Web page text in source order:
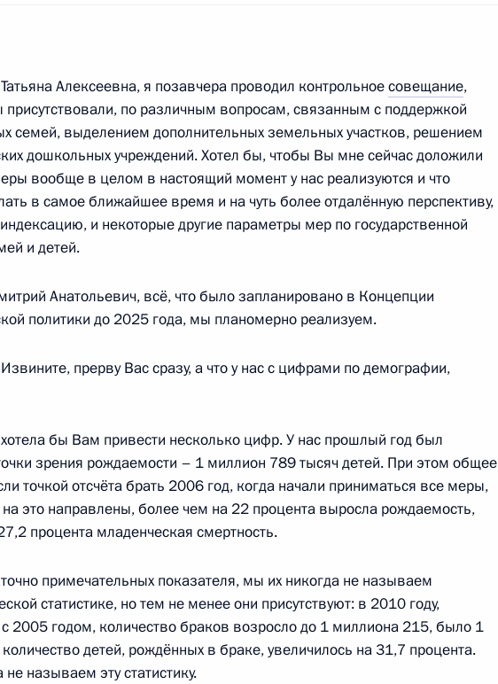
года, понедельник
с вице-премьером, полномочным
Президента в СКФО Александром Хлопониным
Московская область, Горки
1
15:00 Московская область, Горки
года, пятница
Московская область, Горки
14:00 Московская область, Горки
года, четверг
Татьяна Алексеевна, я позавчера проводил контрольноесовещание,
по различным вопросам, связанным с поддержкой
семей, выделением дополнительных земельных участков, решением
дошкольных учреждений. Хотел бы, чтобы Вы мне сейчас доложили
вообще в целом в настоящий момент у нас реализуются и что
в самое ближайшее время и на чуть более отдалённую перспективу,
и некоторые другие параметры мер по государственной
и детей.
Анатольевич, всё, что было запланировано в Концепции
политики до 2025 года, мы планомерно реализуем.
Извините, прерву Вас сразу, а что у нас с цифрами по демографии,
бы Вам привести несколько цифр. У нас прошлый год был
зрения рождаемости – 1 миллион 789 тысяч детей. При этом общее
точкой отсчёта брать 2006 год, когда начали приниматься все меры,
это направлены, более чем на 22 процента выросла рождаемость,
процента младенческая смертность.
примечательных показателя, мы их никогда не называем
статистике, но тем не менее они присутствуют: в 2010 году,
2005 годом, количество браков возросло до 1 миллиона 215, было 1
детей, рождённых в браке, увеличилось на 31,7 процента.
называем эту статистику.